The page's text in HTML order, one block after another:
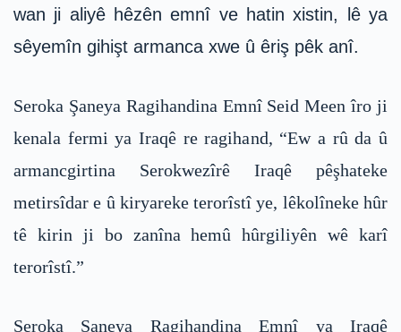
wan ji aliyê hêzên emnî ve hatin xistin, lê ya
sêyemîn gihişt armanca xwe û êriş pêk anî.
Seroka Şaneya Ragihandina Emnî Seid Meen îro ji
kenala fermi ya Iraqê re ragihand, “Ew a rû da û
armancgirtina Serokwezîrê Iraqê pêşhateke
metirsîdar e û kiryareke terorîstî ye, lêkolîneke hûr
tê kirin ji bo zanîna hemû hûrgiliyên wê karî
terorîstî.”
Seroka Şaneya Ragihandina Emnî ya Iraqê